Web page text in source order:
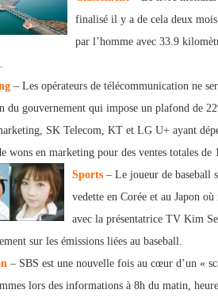
finalisé il y a de cela deux
par l’homme avec 33.9
– Les opérateurs de télécommunication ne
du gouvernement qui impose un plafond de
SK Telecom, KT et LG U+ ayant
wons en marketing pour des ventes totales
Sports – Le joueur de baseball
vedette en Corée et au Japon
avec la présentatrice TV Kim
sur les émissions liées au baseball.
– SBS est une nouvelle fois au cœur d’un «
lors des informations à 8h du matin,